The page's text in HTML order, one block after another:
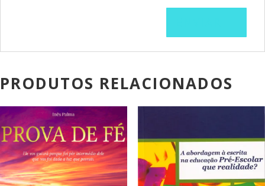
PRODUTOS RELACIONADOS
PROMOÇÃO!